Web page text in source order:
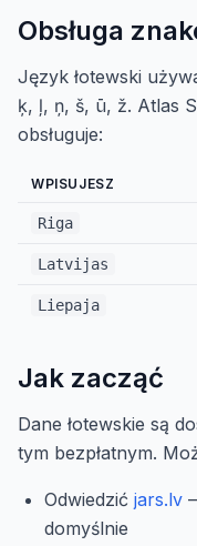
Obsługa
Język łotewski
ķ, ļ, ņ, š, ū, ž. Atlas
obsługuje:
WPISUJESZ
Riga
Latvijas
Liepaja
Jak zacząć
Dane łotewskie są
tym bezpłatnym.
Odwiedzić jars.lv
domyślnie